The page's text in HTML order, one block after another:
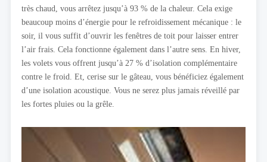
très chaud, vous arrêtez jusqu’à 93 % de la chaleur. Cela exige
beaucoup moins d’énergie pour le refroidissement mécanique : le
soir, il vous suffit d’ouvrir les fenêtres de toit pour laisser entrer
l’air frais. Cela fonctionne également dans l’autre sens. En hiver,
les volets vous offrent jusqu’à 27 % d’isolation complémentaire
contre le froid. Et, cerise sur le gâteau, vous bénéficiez également
d’une isolation acoustique. Vous ne serez plus jamais réveillé par
les fortes pluies ou la grêle.